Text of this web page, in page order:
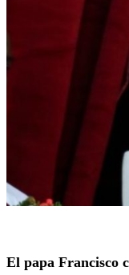
El papa Francisco